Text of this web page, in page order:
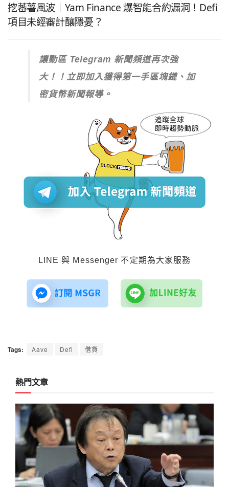
挖蕃薯風波｜Yam Finance 爆智能合約漏洞！Defi
項目未經審計釀隱憂？
讓動區 Telegram 新聞頻道再次強
大！！立即加入獲得第一手區塊鏈、加
密貨幣新聞報導。
LINE 與 Messenger 不定期為大家服務
Tags: Aave Defi 借貸
熱門文章